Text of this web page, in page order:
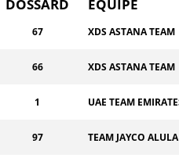
DOSSARD ÉQUIPE
67 XDS ASTANA TEAM
66 XDS ASTANA TEAM
1 UAE TEAM
97 TEAM JAYCO ALULA